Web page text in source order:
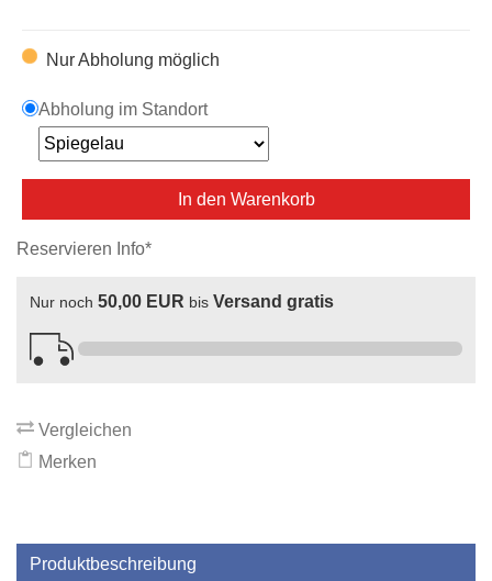
Nur Abholung möglich
Abholung im Standort
In den Warenkorb
Reservieren Info*
Nur noch 50,00 EUR bis Versand gratis
Vergleichen
Merken
Produktbeschreibung